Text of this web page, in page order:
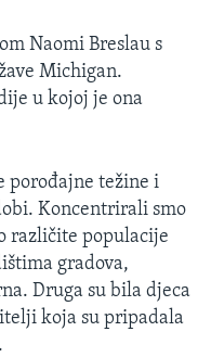
Naomi Breslau s
Michigan.
u kojoj je ona
porođajne težine i
Koncentrirali smo
različite populacije
gradova,
Druga su bila djeca
koja su pripadala